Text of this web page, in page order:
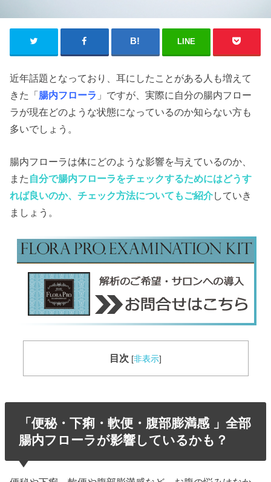
LINE
近年話題となっており、耳にしたことがある人も増えて
きた「腸内フローラ 」ですが、実際に自分の腸内フロー
ラが現在どのような状態になっているのか知らない方も
多いでしょう。
腸内フローラは体にどのような影響を与えているのか、
また 自分で腸内フローラをチェックするためにはどうす
れば良いのか、チェック方法についてもご紹介していき
ましょう。
目次 [非表示]
「便秘・下痢・軟便・腹部膨満感 」全部
腸内フローラが影響しているかも？